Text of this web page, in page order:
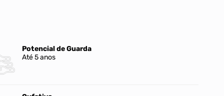
Potencial de Guarda
Até 5 anos